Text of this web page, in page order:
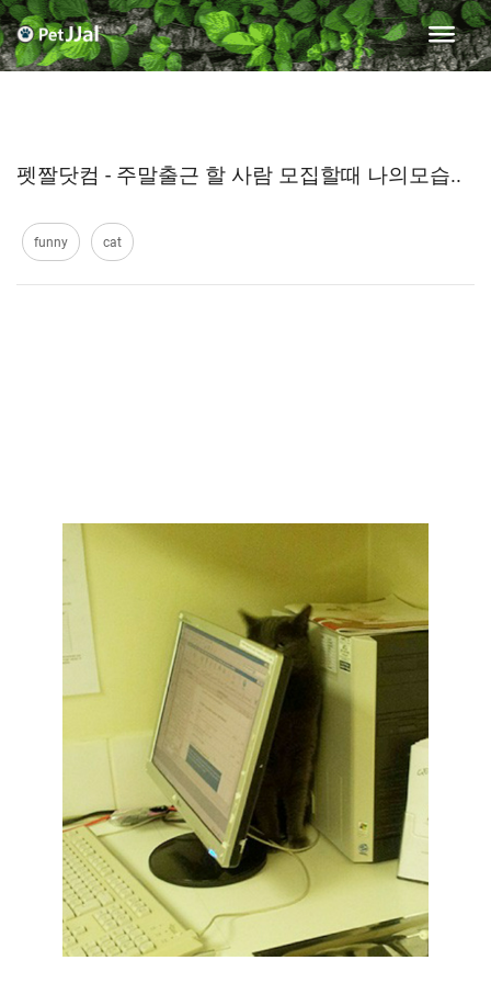
펫짤닷컴 - 주말출근 할 사람 모집할때 나의모습..
funny cat